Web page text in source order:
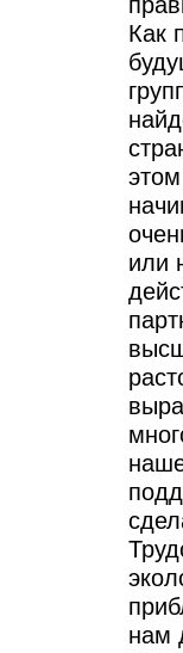
Как
или
нам